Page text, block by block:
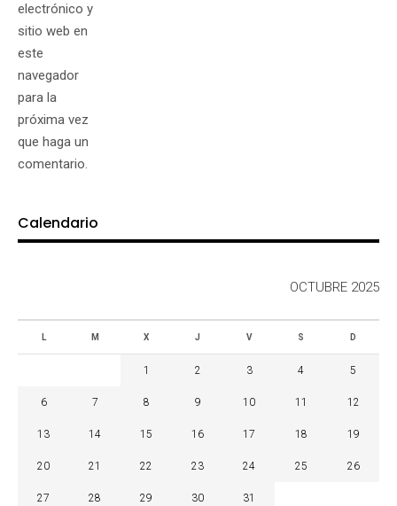
electrónico y
sitio web en
este
navegador
para la
próxima vez
que haga un
comentario.
Calendario
OCTUBRE 2025
L M X J V S D
1 2 3 4 5
6 7 8 9 10 11 12
13 14 15 16 17 18 19
20 21 22 23 24 25 26
27 28 29 30 31